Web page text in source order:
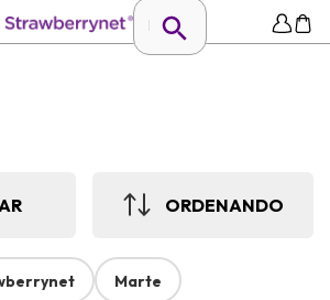
ORDENANDO
Marte